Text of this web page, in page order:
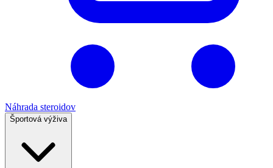
Náhrada steroidov
Športová výživa